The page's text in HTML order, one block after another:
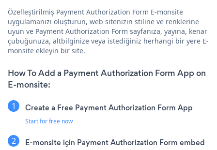
Özelleştirilmiş Payment Authorization Form E-monsite
uygulamanızı oluşturun, web sitenizin stiline ve renklerine
uyun ve Payment Authorization Form sayfanıza, yayına, kenar
çubuğunuza, altbilginize veya istediğiniz herhangi bir yere E-
monsite ekleyin bir site.
How To Add a Payment Authorization Form App on
E-monsite:
Create a Free Payment Authorization Form App
Start for free now
E-monsite için Payment Authorization Form embed